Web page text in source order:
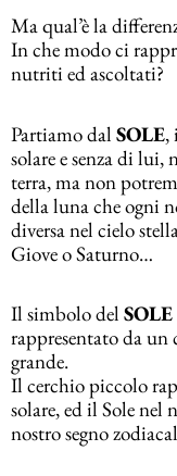
Ma qual’è la
In che modo ci
nutriti ed ascoltati?
Partiamo dal SOLE,
solare e senza di lui,
terra, ma non
della luna che ogni
diversa nel cielo
Giove o Saturno…
Il simbolo del SOLE
rappresentato da
grande.
Il cerchio piccolo
solare, ed il Sole nel
nostro segno